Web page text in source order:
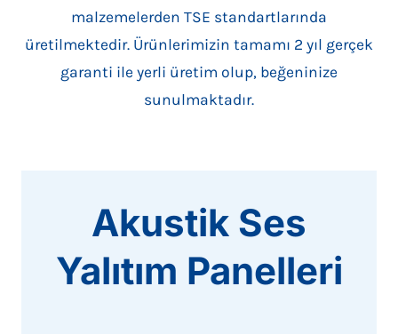
malzemelerden TSE standartlarında
üretilmektedir. Ürünlerimizin tamamı 2 yıl gerçek
garanti ile yerli üretim olup, beğeninize
sunulmaktadır.
Akustik Ses
Yalıtım Panelleri